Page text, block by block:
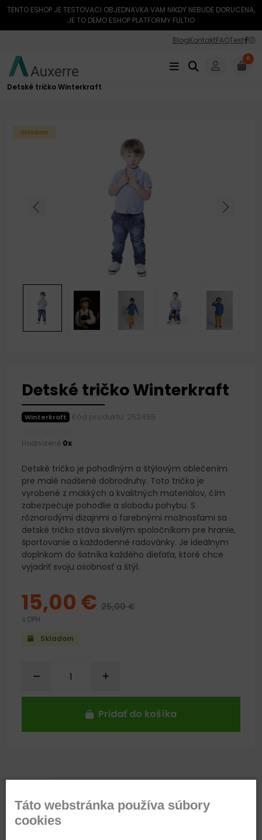
TENTO ESHOP JE TESTOVACI OBJEDNAVKA VAM NIKDY NEBUDE DORUCENA,
JE TO DEMO ESHOP PLATFORMY FULTIO
BlogKontaktFAQTest
0
Úvod Oblečenie
Detské tričko Winterkraft
Skladom
Detské tričko Winterkraft
Winterkraft Kód produktu: 252455
Hodnotené 0x
Detské tričko je pohodlným a štýlovým oblečením
pre malé nadšené dobrodruhy. Toto tričko je
vyrobené z mäkkých a kvalitných materiálov, čím
zabezpečuje pohodlie a slobodu pohybu. S
rôznorodými dizajnmi a farebnými možnosťami sa
detské tričko stáva skvelým spoločníkom pre hranie,
športovanie a každodenné radovánky. Je ideálnym
doplnkom do šatníka každého dieťaťa, ktoré chce
vyjadriť svoju osobnosť a štýl.
Skladom
15,00 € 25,00 €
s DPH
Pridať do košíka
Recenzie Otázka na produkt
Táto webstránka používa súbory
cookies